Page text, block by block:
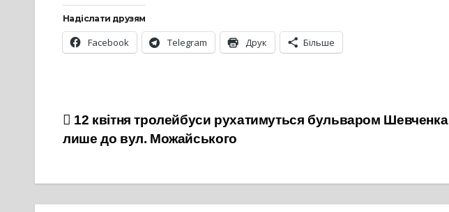
Надіслати друзям
Facebook Telegram Друк Більше
Навігація
записів
12 квітня тролейбуси рухатимуться бульваром Шевченка
лише до вул. Можайського